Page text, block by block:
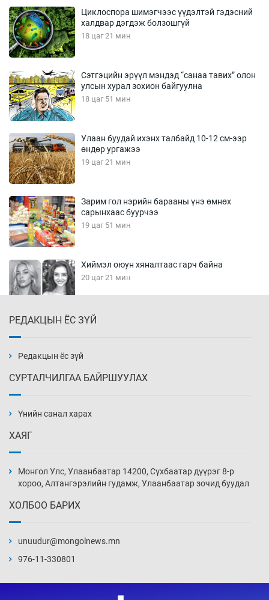
Циклоспора шимэгчээс үүдэлтэй гэдэсний
халдвар дэгдэж болзошгүй
18 цаг 21 мин
Сэтгэцийн эрүүл мэндэд “санаа тавих” олон
улсын хурал зохион байгуулна
18 цаг 51 мин
Улаан буудай ихэнх талбайд 10-12 см-ээр
өндөр ургажээ
19 цаг 21 мин
Зарим гол нэрийн барааны үнэ өмнөх
сарынхаас буурчээ
19 цаг 51 мин
Хиймэл оюун хяналтаас гарч байна
20 цаг 21 мин
20 цаг 51 мин
нэмэгджээ
21 цаг 21 мин
21 цаг 51 мин
РЕДАКЦЫН ЁС ЗҮЙ
Редакцын ёс зүй
СУРТАЛЧИЛГАА БАЙРШУУЛАХ
Үнийн санал харах
ХАЯГ
Монгол Улс, Улаанбаатар 14200, Сүхбаатар дүүрэг 8-р
хороо, Алтангэрэлийн гудамж, Улаанбаатар зочид буудал
ХОЛБОО БАРИХ
unuudur@mongolnews.mn
976-11-330801